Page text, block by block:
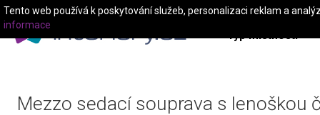
Typ místnosti
Mezzo sedací souprava s lenoškou
Tento web používá k poskytování služeb, personalizaci reklam a
informace